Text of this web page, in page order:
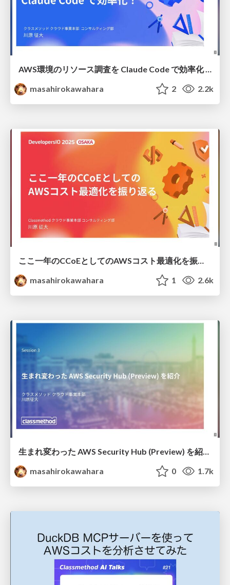
AWS環境のリソース調査を Claude Code で効率化 / aws investigate with cc devio2025
masahirokawahara
2 2.2k
masahirokawahara
1 2.6k
生まれ変わった AWS Security Hub (Preview) を紹介 #reInforce_osaka / reInforce New Security Hub
masahirokawahara
0 1.7k